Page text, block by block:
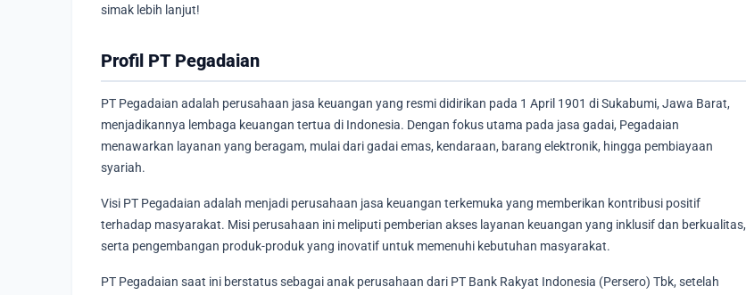
simak lebih lanjut!
Profil PT Pegadaian
PT Pegadaian adalah perusahaan jasa keuangan yang resmi didirikan pada 1 April 1901 di Sukabumi, Jawa Barat,
menjadikannya lembaga keuangan tertua di Indonesia. Dengan fokus utama pada jasa gadai, Pegadaian
menawarkan layanan yang beragam, mulai dari gadai emas, kendaraan, barang elektronik, hingga pembiayaan
syariah.
Visi PT Pegadaian adalah menjadi perusahaan jasa keuangan terkemuka yang memberikan kontribusi positif
terhadap masyarakat. Misi perusahaan ini meliputi pemberian akses layanan keuangan yang inklusif dan berkualitas,
serta pengembangan produk-produk yang inovatif untuk memenuhi kebutuhan masyarakat.
PT Pegadaian saat ini berstatus sebagai anak perusahaan dari PT Bank Rakyat Indonesia (Persero) Tbk, setelah